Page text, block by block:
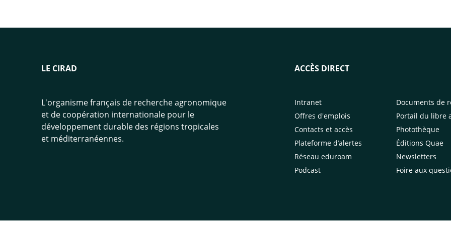
LE CIRAD
L'organisme français de recherche agronomique
et de coopération internationale pour le
développement durable des régions tropicales
et méditerranéennes.
ACCÈS DIRECT
Intranet
Offres d'emplois
Contacts et accès
Plateforme d’alertes
Réseau eduroam
Podcast
Documents de
Portail du libre
Photothèque
Éditions Quae
Newsletters
Foire aux